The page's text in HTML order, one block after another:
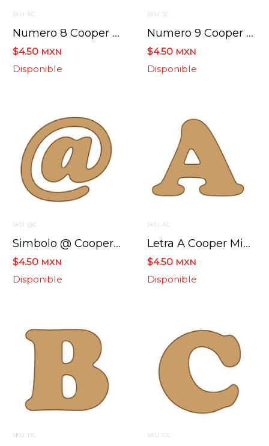
SKU: 8C
Numero 8 Cooper Mini 4 X 6 Cms.
$4.50 MXN
Disponible
SKU: 9C
Numero 9 Cooper Mini 4 X 6 Cms.
$4.50 MXN
Disponible
SKU: @C
Simbolo @ Cooper Mini 4 X 6 Cms.
$4.50 MXN
Disponible
SKU: AC
Letra A Cooper Mini 4 X 6 Cms.
$4.50 MXN
Disponible
SKU: BC SKU: CC